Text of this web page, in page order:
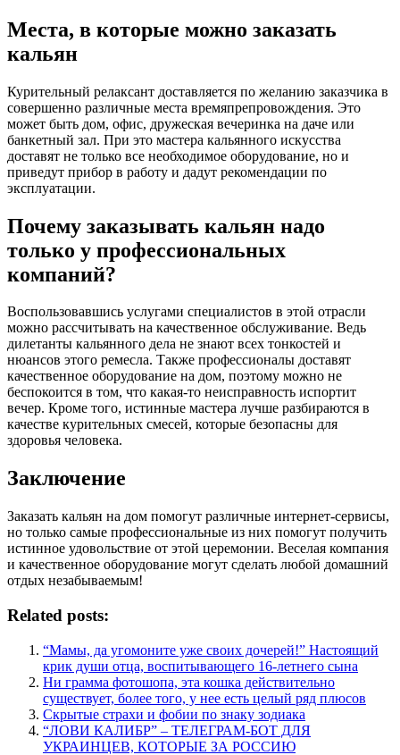
Места, в которые можно заказать
кальян
Курительный релаксант доставляется по желанию заказчика в
совершенно различные места времяпрепровождения. Это
может быть дом, офис, дружеская вечеринка на даче или
банкетный зал. При это мастера кальянного искусства
доставят не только все необходимое оборудование, но и
приведут прибор в работу и дадут рекомендации по
эксплуатации.
Почему заказывать кальян надо
только у профессиональных
компаний?
Воспользовавшись услугами специалистов в этой отрасли
можно рассчитывать на качественное обслуживание. Ведь
дилетанты кальянного дела не знают всех тонкостей и
нюансов этого ремесла. Также профессионалы доставят
качественное оборудование на дом, поэтому можно не
беспокоится в том, что какая-то неисправность испортит
вечер. Кроме того, истинные мастера лучше разбираются в
качестве курительных смесей, которые безопасны для
здоровья человека.
Заключение
Заказать кальян на дом помогут различные интернет-сервисы,
но только самые профессиональные из них помогут получить
истинное удовольствие от этой церемонии. Веселая компания
и качественное оборудование могут сделать любой домашний
отдых незабываемым!
Related posts:
“Мамы, да угомоните уже своих дочерей!” Настоящий
крик души отца, воспитывающего 16-летнего сына
Ни грамма фотошопа, эта кошка действительно
существует, более того, у нее есть целый ряд плюсов
Скрытые страхи и фобии по знаку зодиака
“ЛОВИ КАЛИБР” – ТЕЛЕГРАМ-БОТ ДЛЯ
УКРАИНЦЕВ, КОТОРЫЕ ЗА РОССИЮ